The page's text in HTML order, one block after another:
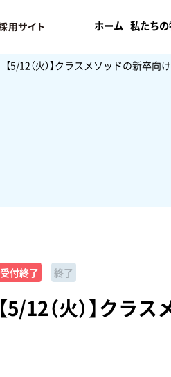
ホーム 私たち
【5/12（火）】クラスメソッドの新卒
受付終了 終了
【5/12（火）】ク